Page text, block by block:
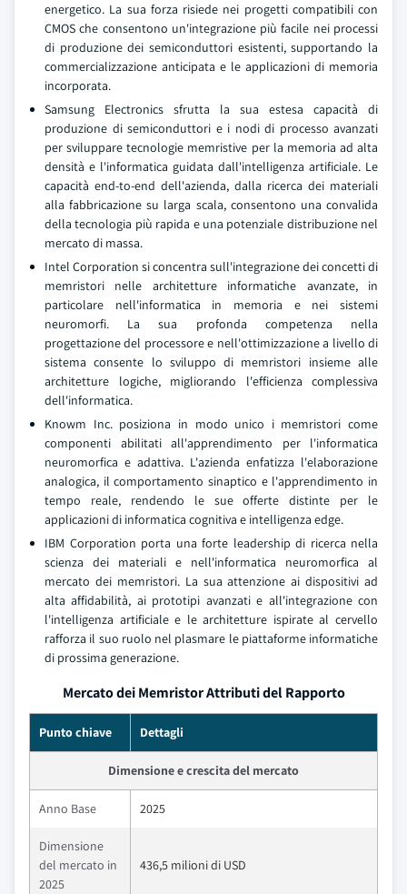
energetico. La sua forza risiede nei progetti compatibili con
CMOS che consentono un'integrazione più facile nei processi
di produzione dei semiconduttori esistenti, supportando la
commercializzazione anticipata e le applicazioni di memoria
incorporata.
Samsung Electronics sfrutta la sua estesa capacità di
produzione di semiconduttori e i nodi di processo avanzati
per sviluppare tecnologie memristive per la memoria ad alta
densità e l'informatica guidata dall'intelligenza artificiale. Le
capacità end-to-end dell'azienda, dalla ricerca dei materiali
alla fabbricazione su larga scala, consentono una convalida
della tecnologia più rapida e una potenziale distribuzione nel
mercato di massa.
Intel Corporation si concentra sull'integrazione dei concetti di
memristori nelle architetture informatiche avanzate, in
particolare nell'informatica in memoria e nei sistemi
neuromorfi. La sua profonda competenza nella
progettazione del processore e nell'ottimizzazione a livello di
sistema consente lo sviluppo di memristori insieme alle
architetture logiche, migliorando l'efficienza complessiva
dell'informatica.
Knowm Inc. posiziona in modo unico i memristori come
componenti abilitati all'apprendimento per l'informatica
neuromorfica e adattiva. L'azienda enfatizza l'elaborazione
analogica, il comportamento sinaptico e l'apprendimento in
tempo reale, rendendo le sue offerte distinte per le
applicazioni di informatica cognitiva e intelligenza edge.
IBM Corporation porta una forte leadership di ricerca nella
scienza dei materiali e nell'informatica neuromorfica al
mercato dei memristori. La sua attenzione ai dispositivi ad
alta affidabilità, ai prototipi avanzati e all'integrazione con
l'intelligenza artificiale e le architetture ispirate al cervello
rafforza il suo ruolo nel plasmare le piattaforme informatiche
di prossima generazione.
Mercato dei Memristor Attributi del Rapporto
Punto chiave Dettagli
Dimensione e crescita del mercato
Anno Base 2025
Dimensione
del mercato in
2025
436,5 milioni di USD